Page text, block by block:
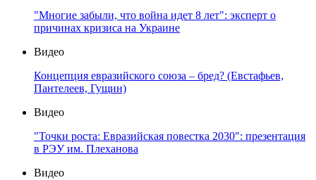
"Многие забыли, что война идет 8 лет": эксперт о
причинах кризиса на Украине
Видео
Концепция евразийского союза – бред? (Евстафьев,
Пантелеев, Гущин)
Видео
"Точки роста: Евразийская повестка 2030": презентация
в РЭУ им. Плеханова
Видео